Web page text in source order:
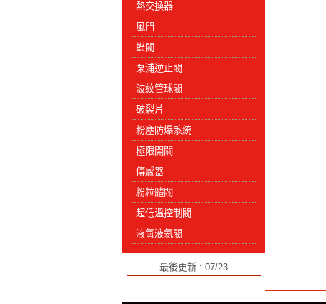
熱交換器
風門
蝶閥
泵浦逆止閥
波紋管球閥
破裂片
粉塵防爆系統
極限開關
傳感器
粉粒體閥
超低溫控制閥
液氫液氦閥
最後更新 : 07/23